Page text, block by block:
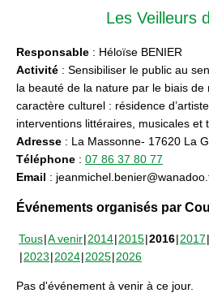
Les Veilleurs
Responsable : Héloïse BENIER
Activité : Sensibiliser le public au
la beauté de la nature par le biais de
caractère culturel : résidence
interventions littéraires, musicales et
Adresse : La Massonne- 17620 La
Téléphone : 07 86 37 80 77
Email :
Événements organisés par
Tous A venir 2014 2015 2016 2017
2023 2024 2025 2026
Pas d'événement à venir à ce jour.